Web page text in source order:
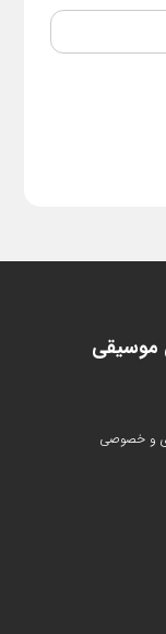
موسیقی
و خصوصی